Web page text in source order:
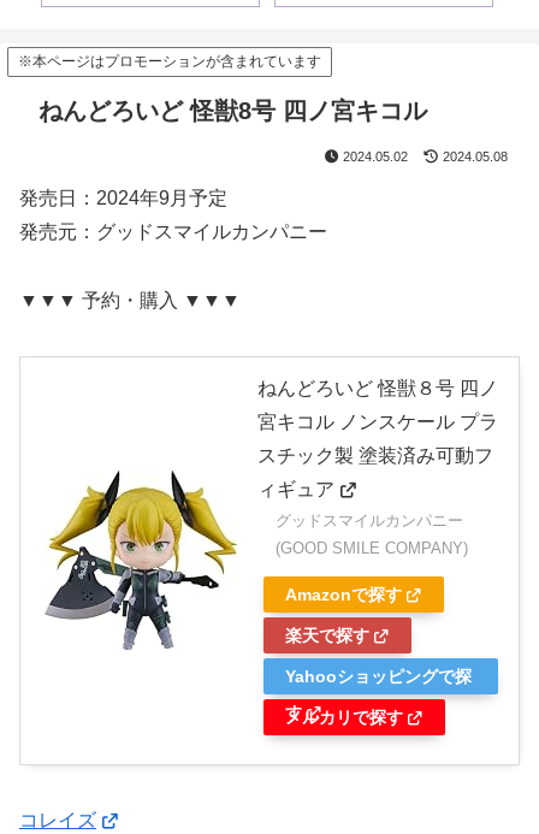
※本ページはプロモーションが含まれています
ねんどろいど 怪獣8号 四ノ宮キコル
2024.05.02 2024.05.08
発売日：2024年9月予定
発売元：グッドスマイルカンパニー
▼▼▼ 予約・購入 ▼▼▼
ねんどろいど 怪獣８号 四ノ
宮キコル ノンスケール プラ
スチック製 塗装済み可動フ
ィギュア
グッドスマイルカンパニー
(GOOD SMILE COMPANY)
Amazonで探す
楽天で探す
Yahooショッピングで探
す
メルカリで探す
コレイズ